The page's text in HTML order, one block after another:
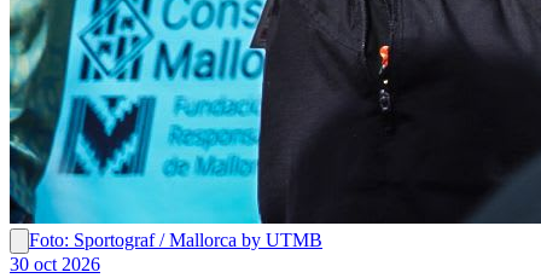
Foto: Sportograf / Mallorca by UTMB
30 oct 2026